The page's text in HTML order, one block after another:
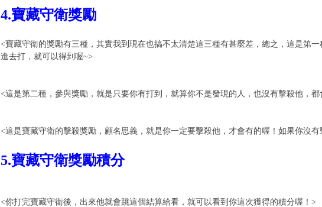
4.寶藏守衛獎勵
<寶藏守衛的獎勵有三種，其實我到現在也搞不太清楚這三種有甚麼差，總之，這是第
進去打，就可以得到喔~>
<這是第二種，參與獎勵，就是只要你有打到，就算你不是發現的人，也沒有擊殺他，都
<這是寶藏守衛的擊殺獎勵，顧名思義，就是你一定要擊殺他，才會有的喔！如果你沒
5.寶藏守衛獎勵積分
<你打完寶藏守衛後，出來他就會跳這個結算給看，就可以看到你這次獲得的積分喔！>